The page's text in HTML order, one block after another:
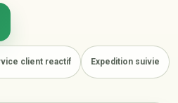
client reactif Expedition suivie